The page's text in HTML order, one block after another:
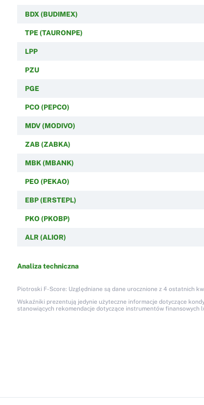
BDX (BUDIMEX)
TPE (TAURONPE)
LPP
PZU
PGE
PCO (PEPCO)
MDV (MODIVO)
ZAB (ZABKA)
MBK (MBANK)
PEO (PEKAO)
EBP (ERSTEPL)
PKO (PKOBP)
ALR (ALIOR)
Analiza techniczna
Piotroski F-Score: Uzględniane są dane urocznione z 4 ostatnich
Wskaźniki prezentują jedynie użyteczne informacje dotyczące
stanowiących rekomendacje dotyczące instrumentów finansowych